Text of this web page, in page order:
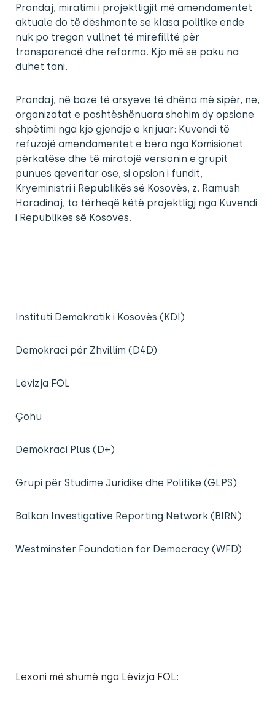
Prandaj, miratimi i projektligjit më amendamentet
aktuale do të dëshmonte se klasa politike ende
nuk po tregon vullnet të mirëfilltë për
transparencë dhe reforma. Kjo më së paku na
duhet tani.
Prandaj, në bazë të arsyeve të dhëna më sipër, ne,
organizatat e poshtëshënuara shohim dy opsione
shpëtimi nga kjo gjendje e krijuar: Kuvendi të
refuzojë amendamentet e bëra nga Komisionet
përkatëse dhe të miratojë versionin e grupit
punues qeveritar ose, si opsion i fundit,
Kryeministri i Republikës së Kosovës, z. Ramush
Haradinaj, ta tërheqë këtë projektligj nga Kuvendi
i Republikës së Kosovës.
Instituti Demokratik i Kosovës (KDI)
Demokraci për Zhvillim (D4D)
Lëvizja FOL
Çohu
Demokraci Plus (D+)
Grupi për Studime Juridike dhe Politike (GLPS)
Balkan Investigative Reporting Network (BIRN)
Westminster Foundation for Democracy (WFD)
Lexoni më shumë nga Lëvizja FOL: